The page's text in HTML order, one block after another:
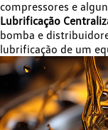
compressores e
Lubrificação
bomba e
lubrificação de um